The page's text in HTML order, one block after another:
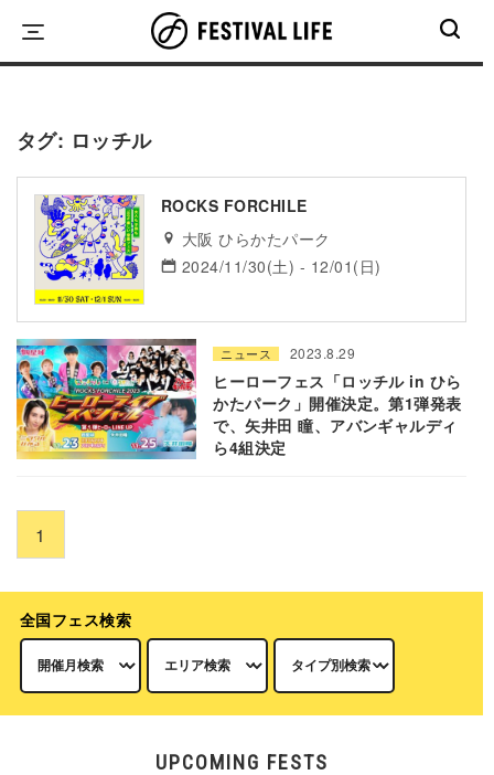
content
タグ: ロッチル
ROCKS FORCHILE
大阪 ひらかたパーク
2024/11/30(土) - 12/01(日)
ニュース 2023.8.29
ヒーローフェス「ロッチル in ひら
かたパーク」開催決定。第1弾発表
で、矢井田 瞳、アバンギャルディ
ら4組決定
1
全国フェス検索
UPCOMING FESTS